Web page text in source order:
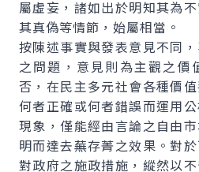
屬虛妄，諸如出於明知其為
其真偽等情節，始屬相當。
按陳述事實與發表意見不同
之問題，意見則為主觀之價
否，在民主多元社會各種價
何者正確或何者錯誤而運用
現象，僅能經由言論之自由
明而達去蕪存菁之效果。對
對政府之施政措施，縱然以